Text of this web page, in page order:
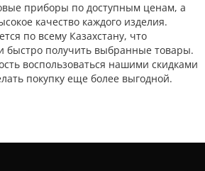
приборы по доступным ценам, а
качество каждого изделия.
по всему Казахстану, что
быстро получить выбранные товары.
воспользоваться нашими скидками
покупку еще более выгодной.